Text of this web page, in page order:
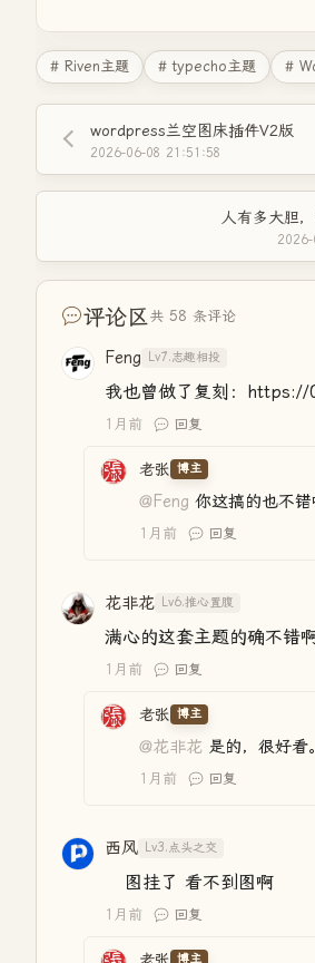
# Riven主题 # typecho主题 #
wordpress兰空图床插件V2版
2026-06-08 21:51:58
人有多大胆
评论区共 58 条评论
Feng Lv7.志趣相投
我也曾做了复刻：
1月前 回复
老张 博主
@Feng 你这搞的也不错
1月前 回复
花非花 Lv6.推心置腹
满心的这套主题的确不错
1月前 回复
老张 博主
@花非花 是的，很好看。
1月前 回复
西风 Lv3.点头之交
图挂了 看不到图啊
1月前 回复
博主